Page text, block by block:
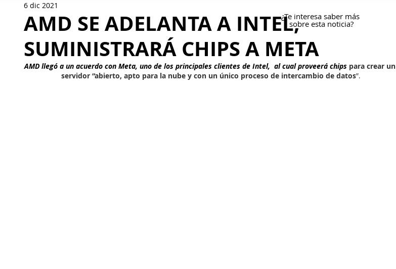
AMD SE ADELANTA A INTEL,
SUMINISTRARÁ CHIPS A META
6 dic 2021
AMD llegó a un acuerdo con Meta, uno de los principales clientes de Intel,  al cual proveerá chips para crear un
servidor “abierto, apto para la nube y con un único proceso de intercambio de datos”.
¿Te interesa saber más
sobre esta noticia?